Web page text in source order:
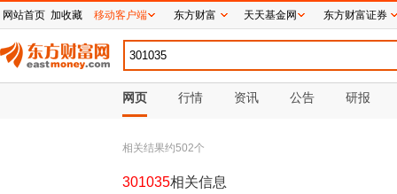
网页 行情 资讯 公告 研报
相关结果约502个
301035相关信息
网站首页 加收藏 移动客户端 东方财富 天天基金网 东方财富证券